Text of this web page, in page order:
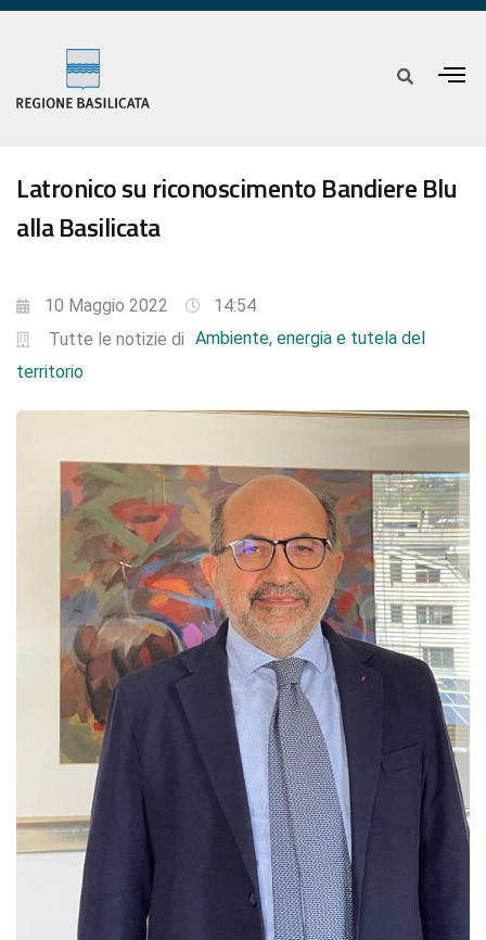
Latronico su riconoscimento Bandiere Blu
alla Basilicata
10 Maggio 2022
14:54
Tutte le notizie di Ambiente, energia e tutela del
territorio